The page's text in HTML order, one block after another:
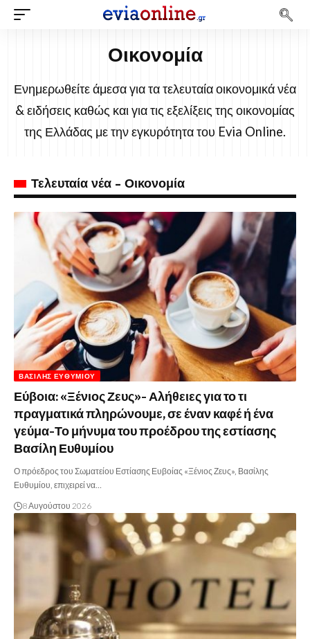
Οικονομία
Ενημερωθείτε άμεσα για τα τελευταία οικονομικά νέα
& ειδήσεις καθώς και για τις εξελίξεις της οικονομίας
της Ελλάδας με την εγκυρότητα του Evia Online.
Τελευταία νέα - Οικονομία
ΒΑΣΊΛΗΣ ΕΥΘΥΜΊΟΥ
Εύβοια: «Ξένιος Ζευς»- Αλήθειες για το τι
πραγματικά πληρώνουμε, σε έναν καφέ ή ένα
γεύμα-Το μήνυμα του προέδρου της εστίασης
Βασίλη Ευθυμίου
Ο πρόεδρος του Σωματείου Εστίασης Ευβοίας «Ξένιος Ζευς», Βασίλης
Ευθυμίου, επιχειρεί να…
8 Αυγούστου 2026